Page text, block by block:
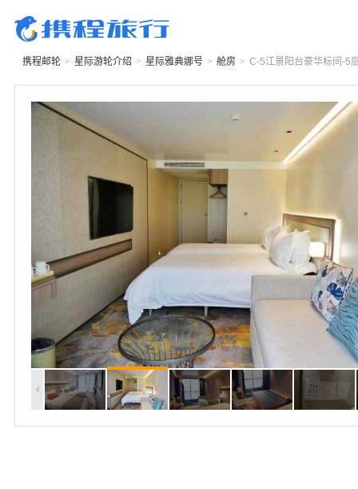
携程邮轮 > 星际游轮介绍 > 星际雅典娜号 > 舱房 > C-5江景阳台豪华标间-5